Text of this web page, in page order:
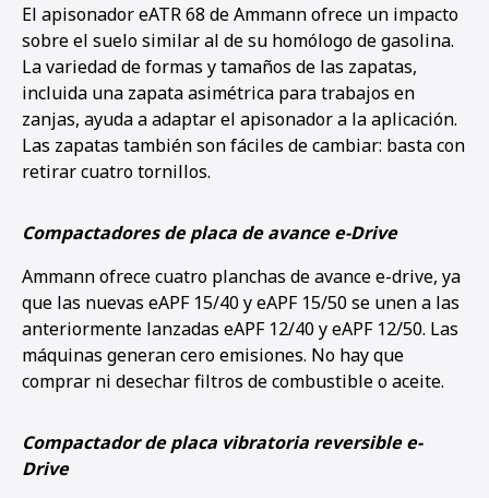
El apisonador eATR 68 de Ammann ofrece un impacto
sobre el suelo similar al de su homólogo de gasolina.
La variedad de formas y tamaños de las zapatas,
incluida una zapata asimétrica para trabajos en
zanjas, ayuda a adaptar el apisonador a la aplicación.
Las zapatas también son fáciles de cambiar: basta con
retirar cuatro tornillos.
Compactadores de placa de avance e-Drive
Ammann ofrece cuatro planchas de avance e-drive, ya
que las nuevas eAPF 15/40 y eAPF 15/50 se unen a las
anteriormente lanzadas eAPF 12/40 y eAPF 12/50. Las
máquinas generan cero emisiones. No hay que
comprar ni desechar filtros de combustible o aceite.
Compactador de placa vibratoria reversible e-
Drive